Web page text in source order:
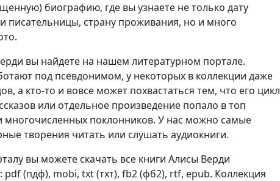
биографию, где вы узнаете не только дату
писательницы, страну проживания, но и много
вы найдете на нашем литературном портале.
под псевдонимом, у некоторых в коллекции даже
а кто-то и вовсе может похвастаться тем, что его цикл
или отдельное произведение попало в топ
многочисленных поклонников. У нас можно самые
творения читать или слушать аудиокниги.
вы можете скачать все книги Алисы Верди
pdf (пдф), mobi, txt (тхт), fb2 (фб2), rtf, epub. Коллекция